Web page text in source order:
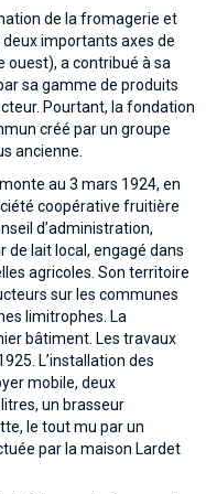
de la fromagerie et
importants axes de
ouest), a contribué à sa
sa gamme de produits
Pourtant, la fondation
créé par un groupe
ancienne.
au 3 mars 1924, en
coopérative fruitière
d’administration,
lait local, engagé dans
agricoles. Son territoire
sur les communes
limitrophes. La
bâtiment. Les travaux
L’installation des
mobile, deux
un brasseur
le tout mu par un
par la maison Lardet